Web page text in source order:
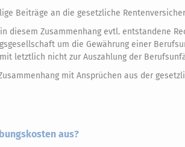
Beiträge an die gesetzliche
diesem Zusammenhang evtl. entstandene
um die Gewährung einer
letztlich nicht zur Auszahlung der
mit Ansprüchen aus der
aus?